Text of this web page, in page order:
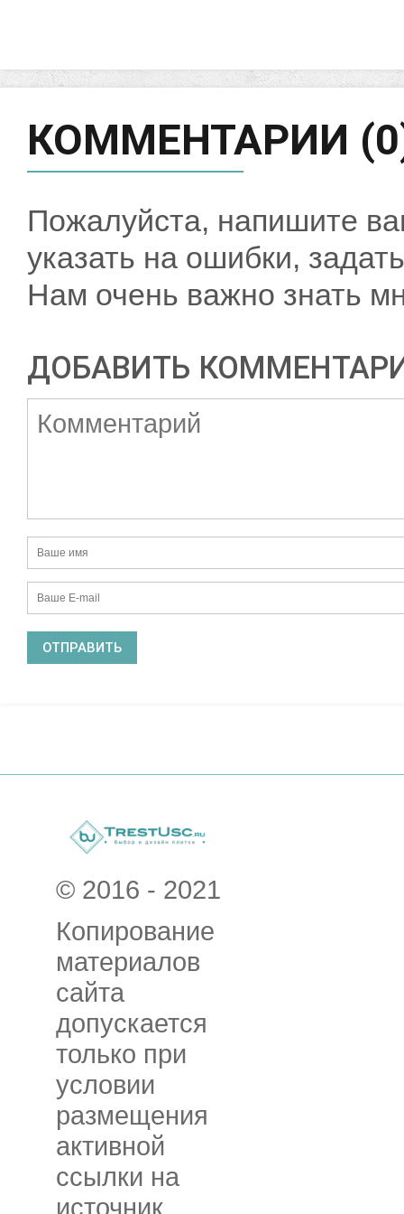
КОММЕНТАРИИ
Пожалуйста, напишите
указать на ошибки,
Нам очень важно знать
ДОБАВИТЬ
© 2016 - 2021
Копирование
материалов
сайта
допускается
только при
условии
размещения
активной
ссылки на
источник.